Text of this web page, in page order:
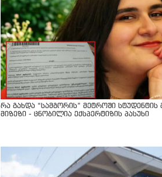
რა გახდა “სამგორის” მეტროში სტუდენტის
მიზეზი - ცნობილია ექსპერტიზის პასუხი